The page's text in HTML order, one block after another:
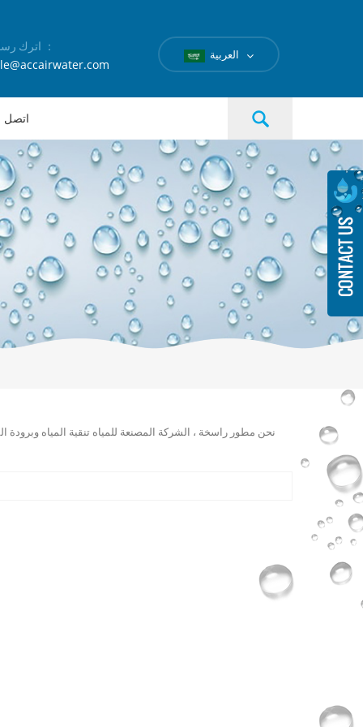
اترك رسالة ：
اتصل
نحن مطور راسخة ، الشركة المصنعة للمياه تنقية المياه